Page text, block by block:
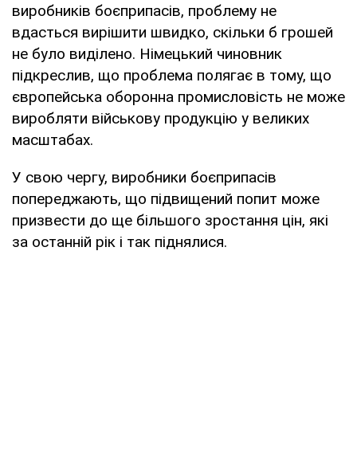
виробників боєприпасів, проблему не
вдасться вирішити швидко, скільки б грошей
не було виділено. Німецький чиновник
підкреслив, що проблема полягає в тому, що
європейська оборонна промисловість не може
виробляти військову продукцію у великих
масштабах.
У свою чергу, виробники боєприпасів
попереджають, що підвищений попит може
призвести до ще більшого зростання цін, які
за останній рік і так піднялися.